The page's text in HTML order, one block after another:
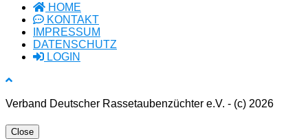
HOME
KONTAKT
IMPRESSUM
DATENSCHUTZ
LOGIN
Verband Deutscher Rassetaubenzüchter e.V. - (c) 2026
Close